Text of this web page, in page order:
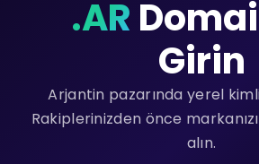
.AR
Girin
Arjantin pazarında yerel
Rakiplerinizden önce
alın.